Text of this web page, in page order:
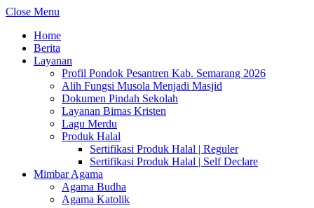
Close Menu
Home
Berita
Layanan
Profil Pondok Pesantren Kab. Semarang 2026
Alih Fungsi Musola Menjadi Masjid
Dokumen Pindah Sekolah
Layanan Bimas Kristen
Lagu Merdu
Produk Halal
Sertifikasi Produk Halal | Reguler
Sertifikasi Produk Halal | Self Declare
Mimbar Agama
Agama Budha
Agama Katolik